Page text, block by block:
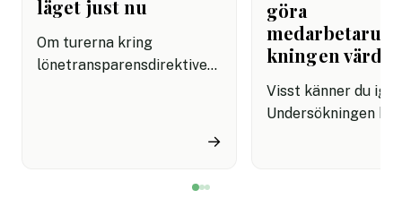
läget just nu
Om turerna kring
lönetransparensdirektivet
→
göra
kningen
Visst känner du
Undersökningen har